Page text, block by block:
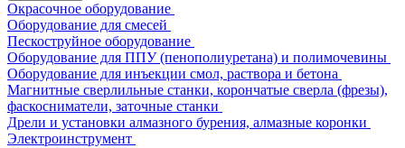
Окрасочное оборудование
Оборудование для смесей
Пескоструйное оборудование
Оборудование для ППУ (пенополиуретана) и полимочевины
Оборудование для инъекции смол, раствора и бетона
Магнитные сверлильные станки, корончатые сверла (фрезы),
фаскосниматели, заточные станки
Дрели и установки алмазного бурения, алмазные коронки
Электроинструмент